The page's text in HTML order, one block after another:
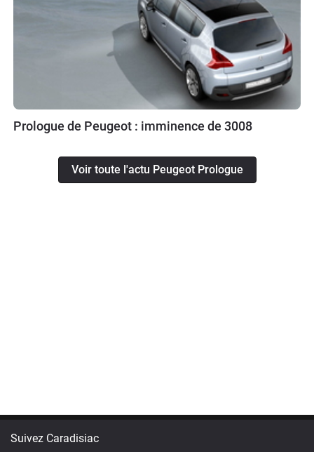
Prologue de Peugeot : imminence de 3008
Voir toute l'actu Peugeot Prologue
Suivez Caradisiac